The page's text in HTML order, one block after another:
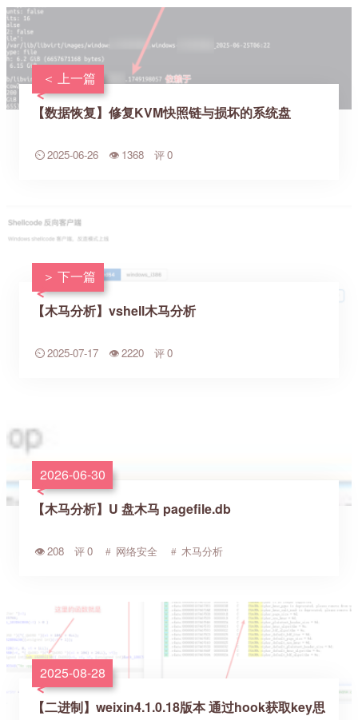
上一篇
【数据恢复】修复KVM快照链与损坏的系统盘
2025-06-26 1368 0
下一篇
【木马分析】vshell木马分析
2025-07-17 2220 0
2026-06-30
【木马分析】U 盘木马 pagefile.db
208 0 网络安全 木马分析
2025-08-28
【二进制】weixin4.1.0.18版本 通过hook获取key思